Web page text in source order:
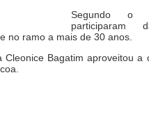
Segundo o
participaram
no ramo a mais de 30 anos.
Bagatim aproveitou